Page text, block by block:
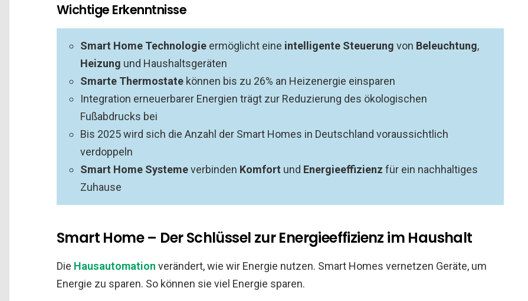
Wichtige Erkenntnisse
Smart Home Technologie ermöglicht eine intelligente Steuerung von Beleuchtung,
Heizung und Haushaltsgeräten
Smarte Thermostate können bis zu 26% an Heizenergie einsparen
Integration erneuerbarer Energien trägt zur Reduzierung des ökologischen
Fußabdrucks bei
Bis 2025 wird sich die Anzahl der Smart Homes in Deutschland voraussichtlich
verdoppeln
Smart Home Systemeverbinden Komfort und Energieeffizienz für ein nachhaltiges
Zuhause
Smart Home – Der Schlüssel zur Energieeffizienz im Haushalt
Die Hausautomation verändert, wie wir Energie nutzen. Smart Homes vernetzen Geräte, um
Energie zu sparen. So können sie viel Energie sparen.